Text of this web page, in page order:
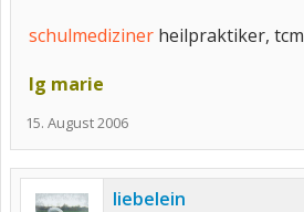
schulmediziner heilpraktiker, tcm
lg marie
15. August 2006
liebelein